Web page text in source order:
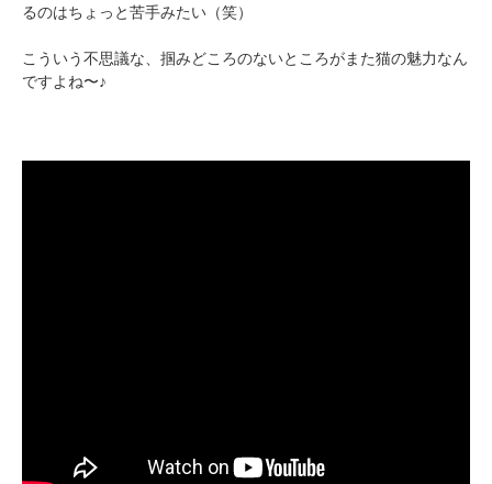
るのはちょっと苦手みたい（笑）
こういう不思議な、掴みどころのないところがまた猫の魅力なん
ですよね〜♪